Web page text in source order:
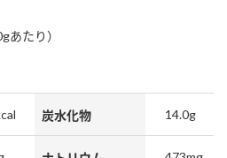
あたり）
炭水化物 14.0g